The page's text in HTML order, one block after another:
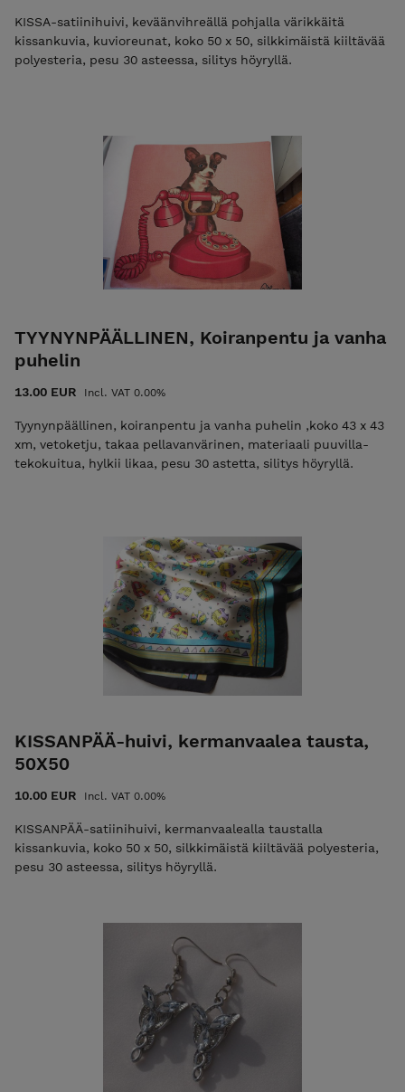
KISSA-satiinihuivi, keväänvihreällä pohjalla värikkäitä
kissankuvia, kuvioreunat, koko 50 x 50, silkkimäistä kiiltävää
polyesteria, pesu 30 asteessa, silitys höyryllä.
TYYNYNPÄÄLLINEN, Koiranpentu ja vanha
puhelin
13.00 EUR Incl. VAT 0.00%
Tyynynpäällinen, koiranpentu ja vanha puhelin ,koko 43 x 43
xm, vetoketju, takaa pellavanvärinen, materiaali puuvilla-
tekokuitua, hylkii likaa, pesu 30 astetta, silitys höyryllä.
KISSANPÄÄ-huivi, kermanvaalea tausta,
50X50
10.00 EUR Incl. VAT 0.00%
KISSANPÄÄ-satiinihuivi, kermanvaalealla taustalla
kissankuvia, koko 50 x 50, silkkimäistä kiiltävää polyesteria,
pesu 30 asteessa, silitys höyryllä.